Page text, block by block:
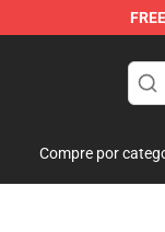
FREE
Compre por